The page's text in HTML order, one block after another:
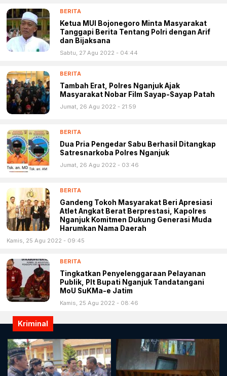
BERITA
Ketua MUI Bojonegoro Minta Masyarakat
Tanggapi Berita Tentang Polri dengan Arif
dan Bijaksana
Sabtu, 27 Agu 2022 - 04:44
BERITA
Tambah Erat, Polres Nganjuk Ajak
Masyarakat Nobar Film Sayap-Sayap Patah
Jumat, 26 Agu 2022 - 21:59
BERITA
Dua Pria Pengedar Sabu Berhasil Ditangkap
Satresnarkoba Polres Nganjuk
Jumat, 26 Agu 2022 - 03:46
BERITA
Gandeng Tokoh Masyarakat Beri Apresiasi
Atlet Angkat Berat Berprestasi, Kapolres
Nganjuk Komitmen Dukung Generasi Muda
Harumkan Nama Daerah
Kamis, 25 Agu 2022 - 09:45
BERITA
Tingkatkan Penyelenggaraan Pelayanan
Publik, Plt Bupati Nganjuk Tandatangani
MoU SuKMa-e Jatim
Kamis, 25 Agu 2022 - 08:46
Kriminal